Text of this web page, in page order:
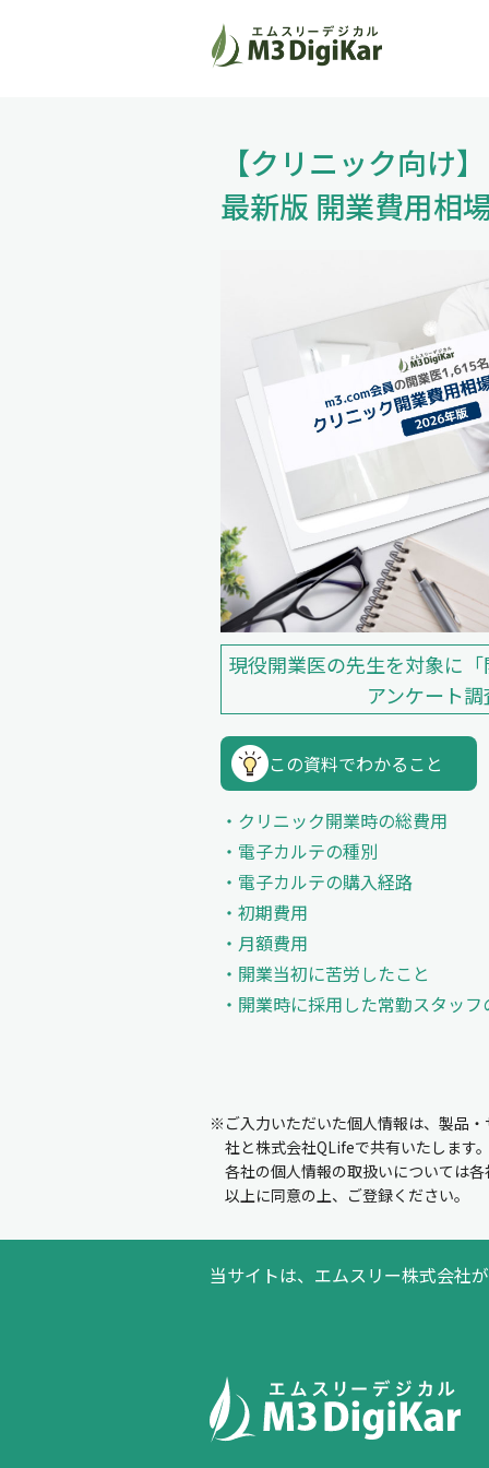
【クリニック向け】
最新版 開業費用相
現役開業医の先生を対象に
アンケート調
この資料でわかること
クリニック開業時の総費用
電子カルテの種別
電子カルテの購入経路
初期費用
月額費用
開業当初に苦労したこと
開業時に採用した常勤スタッフ
※ご入力いただいた個人情報は、製品
社と株式会社QLifeで共有いたします。
各社の個人情報の取扱いについては
以上に同意の上、ご登録ください。
当サイトは、エムスリー株式会社